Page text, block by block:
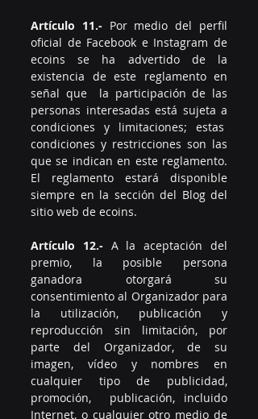
Artículo 11.- Por medio del perfil
oficial de Facebook e Instagram de
ecoins se ha advertido de la
existencia de este reglamento en
señal que  la participación de las
personas interesadas está sujeta a
condiciones y limitaciones; estas
condiciones y restricciones son las
que se indican en este reglamento.
El reglamento estará disponible
siempre en la sección del Blog del
sitio web de ecoins.
Artículo 12.- A la aceptación del
premio, la posible persona
ganadora otorgará su
consentimiento al Organizador para
la utilización, publicación y
reproducción sin limitación, por
parte del Organizador, de su
imagen, vídeo y nombres en
cualquier tipo de publicidad,
promoción,  publicación, incluido
Internet, o cualquier otro medio de